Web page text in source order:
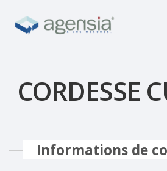
CORDESSE
Informations de